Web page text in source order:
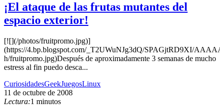
¡El ataque de las frutas mutantes del
espacio exterior!
[![](/photos/fruitpromo.jpg)]
(https://4.bp.blogspot.com/_T2UWuNJg3dQ/SPAGjtRD9XI/
h/fruitpromo.jpg)Después de aproximadamente 3 semanas de mucho
estress al fin puedo desca...
CuriosidadesGeekJuegosLinux
11 de octubre de 2008
Lectura:1 minutos